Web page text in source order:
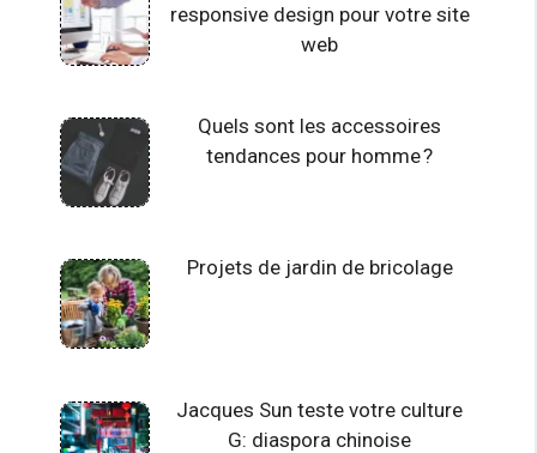
responsive design pour votre site
web
Quels sont les accessoires
tendances pour homme ?
Projets de jardin de bricolage
Jacques Sun teste votre culture
G: diaspora chinoise